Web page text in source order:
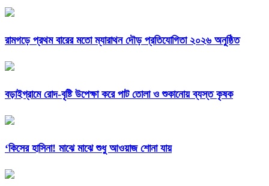
রামগড়ে প্রথম বারের মতো ম্যারাথন দৌড় প্রতিযোগিতা ২০২৬ অনুষ্ঠিত
বড়াইগ্রামে রোদ-বৃষ্টি উপেক্ষা করে পাট তোলা ও শুকানোয় ব্যস্ত কৃষক
‘কিসের হাসিনা! মাঝে মাঝে শুধু আওয়াজ শোনা যায়